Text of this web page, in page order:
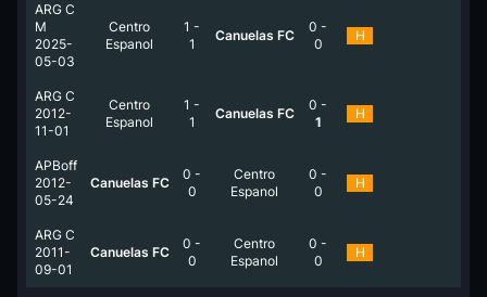
ARG C
M
2025-
05-03
Centro
Espanol
1 -
1
Canuelas FC
0 -
0
H
ARG C
2012-
11-01
Centro
Espanol
1 -
1
Canuelas FC
0 -
1
H
APBoff
2012-
05-24
Canuelas FC
0 -
0
Centro
Espanol
0 -
0
H
ARG C
2011-
09-01
Canuelas FC
0 -
0
Centro
Espanol
0 -
0
H